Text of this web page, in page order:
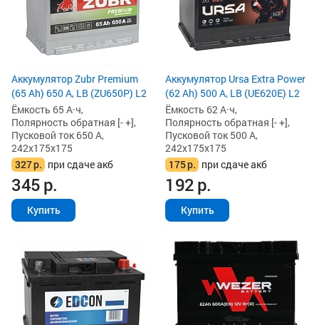
Аккумулятор Zubr Premium
(65 Ah) 650 А, LB (ZU650P) L2
Ёмкость 65 А·ч,
Полярность обратная [- +],
Пусковой ток 650 А,
242x175x175
327р. при сдаче акб
345р.
Купить
Аккумулятор Ursa Extra Power
(62 Ah) 500 А, LB (UE620E) L2
Ёмкость 62 А·ч,
Полярность обратная [- +],
Пусковой ток 500 А,
242x175x175
175р. при сдаче акб
192р.
Купить